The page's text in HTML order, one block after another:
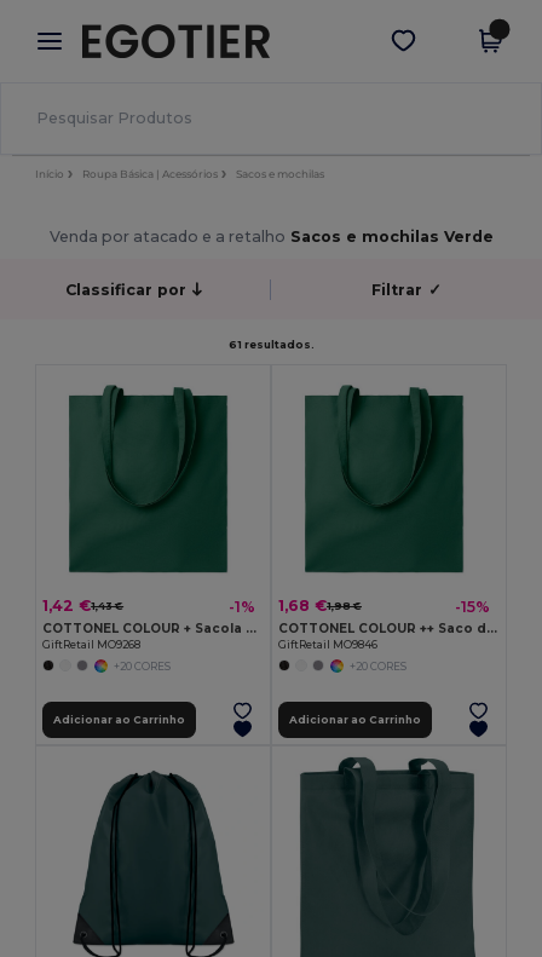
× App Egotier
Melhores preços na app!
Obter app
Início Roupa Básica | Acessórios Sacos e mochilas
Venda por atacado e a retalho Sacos e mochilas Verde
Classificar por Filtrar ✓
61 resultados.
1,42 €1,43 € -1%
COTTONEL COLOUR + Sacola de algodão 140 gr / m²
GiftRetail MO9268
+20 CORES
Adicionar ao Carrinho
1,68 €1,98 € -15%
COTTONEL COLOUR ++ Saco de algodão 180gr/m2 MO9846-
GiftRetail MO9846
+20 CORES
Adicionar ao Carrinho